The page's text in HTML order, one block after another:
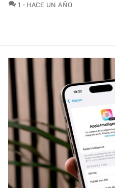
1 COMENTARIOS
HACE UN AÑO